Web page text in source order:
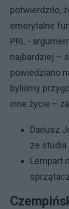
potwierdziło,
emerytalne
PRL -
najbardziej –
powiedziano
byliśmy
inne życie –
Dariusz
ze studia
Lempart